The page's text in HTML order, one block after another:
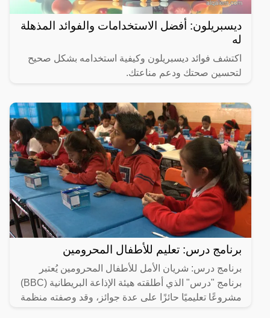
ديسبريلون: أفضل الاستخدامات والفوائد المذهلة
له
اكتشف فوائد ديسبريلون وكيفية استخدامه بشكل صحيح
لتحسين صحتك ودعم مناعتك.
برنامج درس: تعليم للأطفال المحرومين
برنامج درس: شريان الأمل للأطفال المحرومين يُعتبر
برنامج "درس" الذي أطلقته هيئة الإذاعة البريطانية (BBC)
مشروعًا تعليميًا حائزًا على عدة جوائز، وقد وصفته منظمة